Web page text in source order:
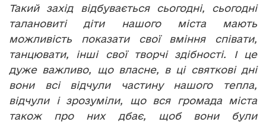
Такий захід відбувається сьогодні, сьогодні
талановиті діти нашого міста мають
можливість показати свої вміння співати,
танцювати, інші свої творчі здібності. І це
дуже важливо, що власне, в ці святкові дні
вони всі відчули частину нашого тепла,
відчули і зрозуміли, що вся громада міста
також про них дбає, щоб вони були